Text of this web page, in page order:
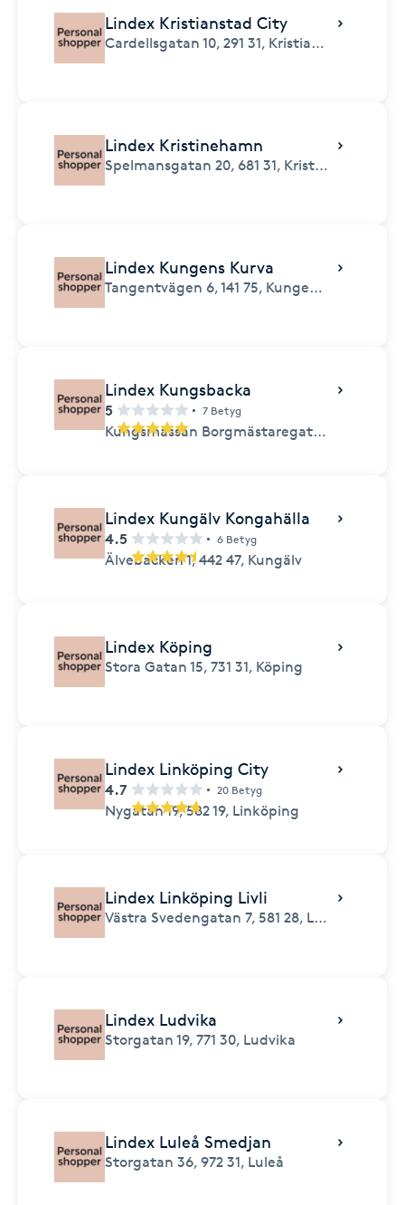
Lindex Kristianstad City
Cardellsgatan 10, 291 31, Kristianstad
Lindex Kristinehamn
Spelmansgatan 20, 681 31, Kristinehamn
Lindex Kungens Kurva
Tangentvägen 6,141 75, Kungens Kurva
Lindex Kungsbacka
5 7 Betyg
Kungsmässan Borgmästaregatan 5,
Lindex Kungälv Kongahälla
4.5 6 Betyg
Älvebacken 1,442 47, Kungälv
Lindex Köping
Stora Gatan 15, 731 31, Köping
Lindex Linköping City
4.7 20 Betyg
Nygatan 19,582 19, Linköping
Lindex Linköping Livli
Västra Svedengatan 7, 581 28, Linköping
Lindex Ludvika
Storgatan 19, 771 30, Ludvika
Lindex Luleå Smedjan
Storgatan 36, 972 31, Luleå